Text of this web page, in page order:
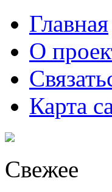
Главная
О
Карта
Свежее